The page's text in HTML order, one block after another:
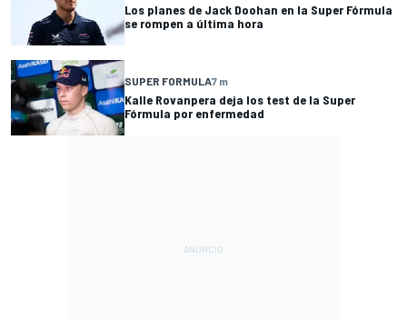
Los planes de Jack Doohan en la Super Fórmula
se rompen a última hora
SUPER FORMULA7 m
Kalle Rovanpera deja los test de la Super
Fórmula por enfermedad